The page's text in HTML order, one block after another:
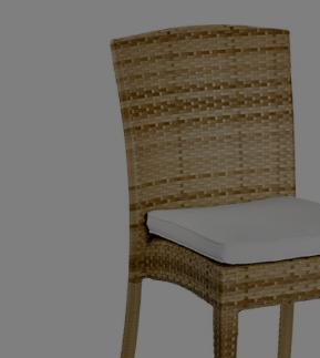
einem zwanglosen Charme. Nicht
dieser Umstand den fehlenden
verdanken. Die breite
angenehmes Gefühl während
Aufenthaltes. Ihre Gäste werden
Probleme wohlfühlen und ihre
Lassen Sie sich von diesem
überzeugen. Bis zu 6 Stühle stapelbar UV- und
Wetterbeständig